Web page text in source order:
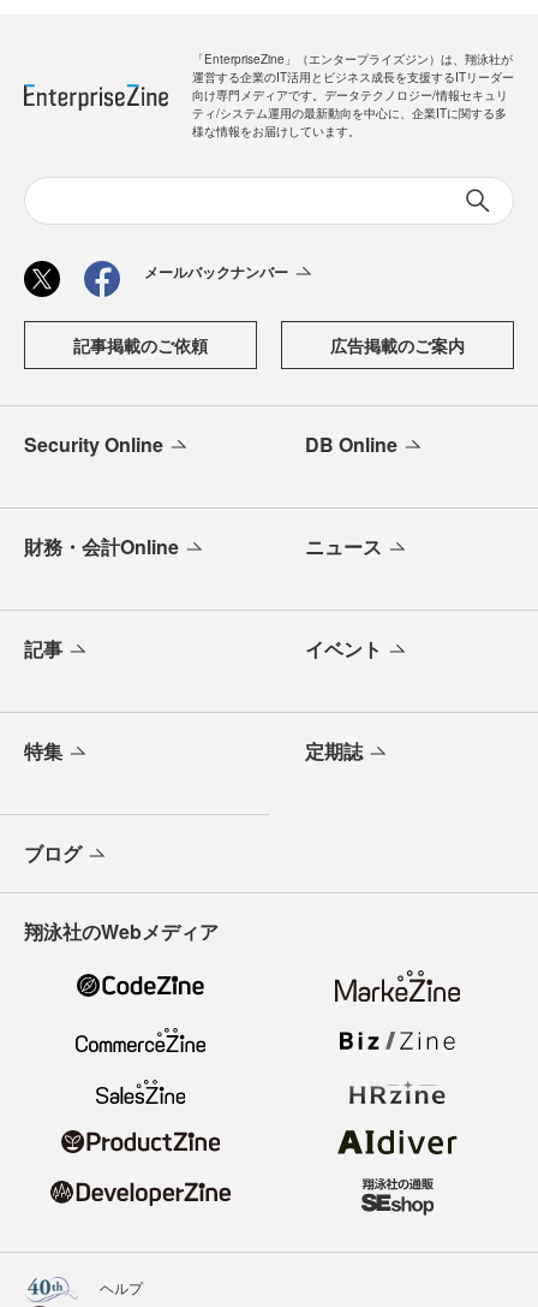
「EnterpriseZine」（エンタープライズジン）は、翔泳社が
運営する企業のIT活用とビジネス成長を支援するITリーダー
向け専門メディアです。データテクノロジー/情報セキュリ
ティ/システム運用の最新動向を中心に、企業ITに関する多
様な情報をお届けしています。
メールバックナンバー
記事掲載のご依頼 広告掲載のご案内
Security Online DB Online
財務・会計Online ニュース
記事 イベント
特集 定期誌
ブログ
翔泳社のWebメディア
ヘルプ